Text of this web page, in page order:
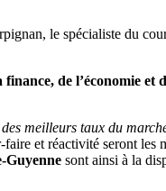
le spécialiste du
de l’économie et
meilleurs taux du
et réactivité seront
Guyenne sont ainsi à la